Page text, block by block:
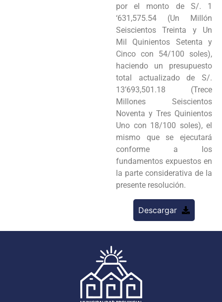
por el monto de S/. 1
‘631,575.54 (Un Millón
Seiscientos Treinta y Un
Mil Quinientos Setenta y
Cinco con 54/100 soles),
haciendo un presupuesto
total actualizado de S/.
13’693,501.18 (Trece
Millones Seiscientos
Noventa y Tres Quinientos
Uno con 18/100 soles), el
mismo que se ejecutará
conforme a los
fundamentos expuestos en
la parte considerativa de la
presente resolución.
Descargar